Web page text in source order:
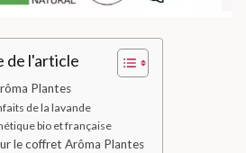
de l'article
Plantes
de la lavande
bio et française
le coffret Arôma Plantes